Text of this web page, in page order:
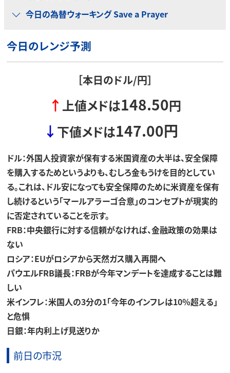
今日の為替ウォーキング Save a Prayer
今日のレンジ予測
［本日のドル/円］
↑ 上値メドは148.50円
↓ 下値メドは147.00円
ドル：外国人投資家が保有する米国資産の大半は、安全保障
を購入するためというよりも、むしろ金もうけを目的としてい
る。これは、ドル安になっても安全保障のために米資産を保有
し続けるという「マールアラーゴ合意」のコンセプトが現実的
に否定されていることを示す。
FRB：中央銀行に対する信頼がなければ、金融政策の効果は
ない
ロシア：EUがロシアから天然ガス購入再開へ
パウエルFRB議長：FRBが今年マンデートを達成することは難
しい
米インフレ：米国人の3分の1「今年のインフレは10％超える」
と危惧
日銀：年内利上げ見送りか
前日の市況